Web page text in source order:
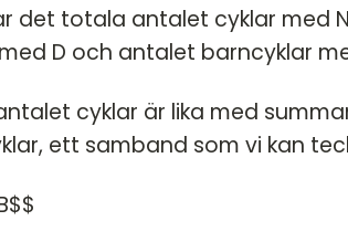
det totala antalet cyklar med
D och antalet barncyklar
cyklar är lika med
ett samband som vi kan